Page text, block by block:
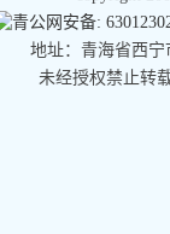
青公网安备:
地址：青海省西
未经授权禁止转